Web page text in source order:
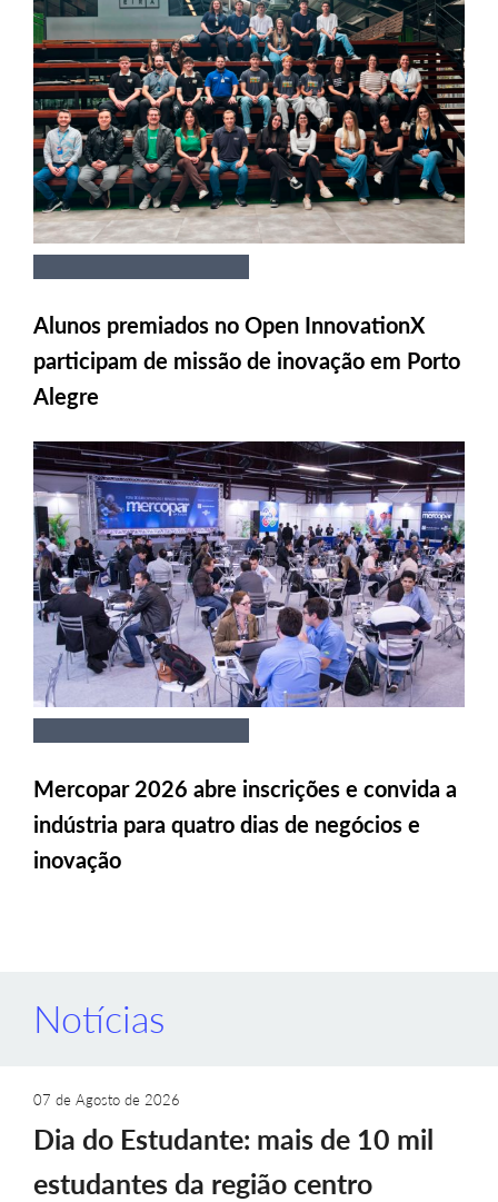
Alunos premiados no Open InnovationX
participam de missão de inovação em Porto
Alegre
Mercopar 2026 abre inscrições e convida a
indústria para quatro dias de negócios e
inovação
Notícias
07 de Agosto de 2026
Dia do Estudante: mais de 10 mil
estudantes da região centro